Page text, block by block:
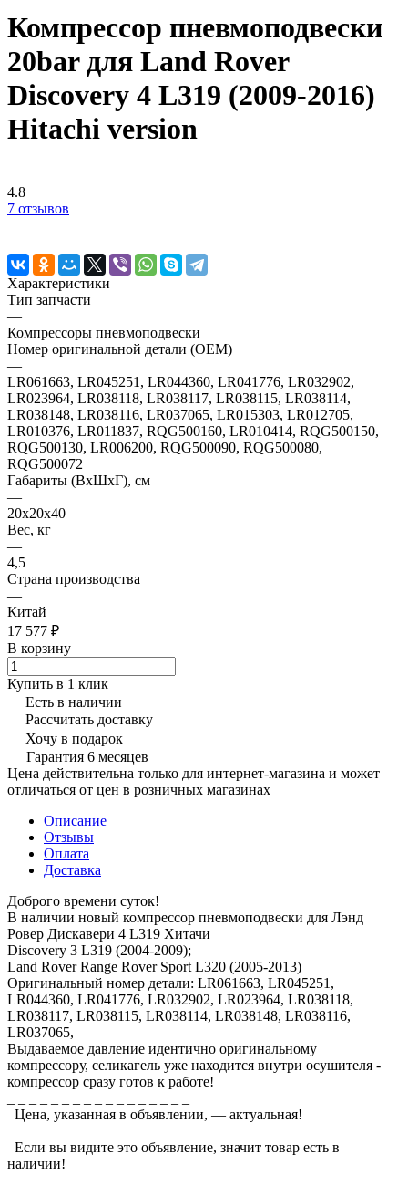
Компрессор пневмоподвески
20bar для Land Rover
Discovery 4 L319 (2009-2016)
Hitachi version
4.8
7 отзывов
Характеристики
Тип запчасти
—
Компрессоры пневмоподвески
Номер оригинальной детали (OEM)
—
LR061663, LR045251, LR044360, LR041776, LR032902,
LR023964, LR038118, LR038117, LR038115, LR038114,
LR038148, LR038116, LR037065, LR015303, LR012705,
LR010376, LR011837, RQG500160, LR010414, RQG500150,
RQG500130, LR006200, RQG500090, RQG500080,
RQG500072
Габариты (ВхШхГ), см
—
20x20x40
Вес, кг
—
4,5
Страна производства
—
Китай
17 577 ₽
В корзину
Купить в 1 клик
Есть в наличии
Рассчитать доставку
Хочу в подарок
Гарантия 6 месяцев
Цена действительна только для интернет-магазина и может
отличаться от цен в розничных магазинах
Описание
Отзывы
Оплата
Доставка
Доброго времени суток!
В наличии новый компрессор пневмоподвески для Лэнд
Ровер Дискавери 4 L319 Хитачи
Discovery 3 L319 (2004-2009);
Land Rover Range Rover Sport L320 (2005-2013)
Оригинальный номер детали: LR061663, LR045251,
LR044360, LR041776, LR032902, LR023964, LR038118,
LR038117, LR038115, LR038114, LR038148, LR038116,
LR037065,
Выдаваемое давление идентично оригинальному
компрессору, селикагель уже находится внутри осушителя -
компрессор сразу готов к работе!
Цена, указанная в объявлении, — актуальная!
Если вы видите это объявление, значит товар есть в
наличии!